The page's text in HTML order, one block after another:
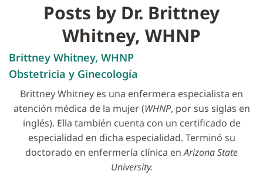
Posts by Dr. Brittney
Whitney, WHNP
Brittney Whitney, WHNP
Obstetricia y Ginecología
Brittney Whitney es una enfermera especialista en
atención médica de la mujer (WHNP, por sus siglas en
inglés). Ella también cuenta con un certificado de
especialidad en dicha especialidad. Terminó su
doctorado en enfermería clínica enArizona State
University.